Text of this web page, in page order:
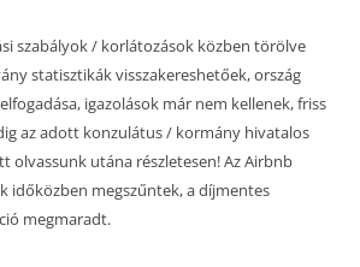
szabályok / korlátozások közben törölve
statisztikák visszakereshetőek, ország
igazolások már nem kellenek, friss
az adott konzulátus / kormány hivatalos
olvassunk utána részletesen! Az Airbnb
időközben megszűntek, a díjmentes
megmaradt.